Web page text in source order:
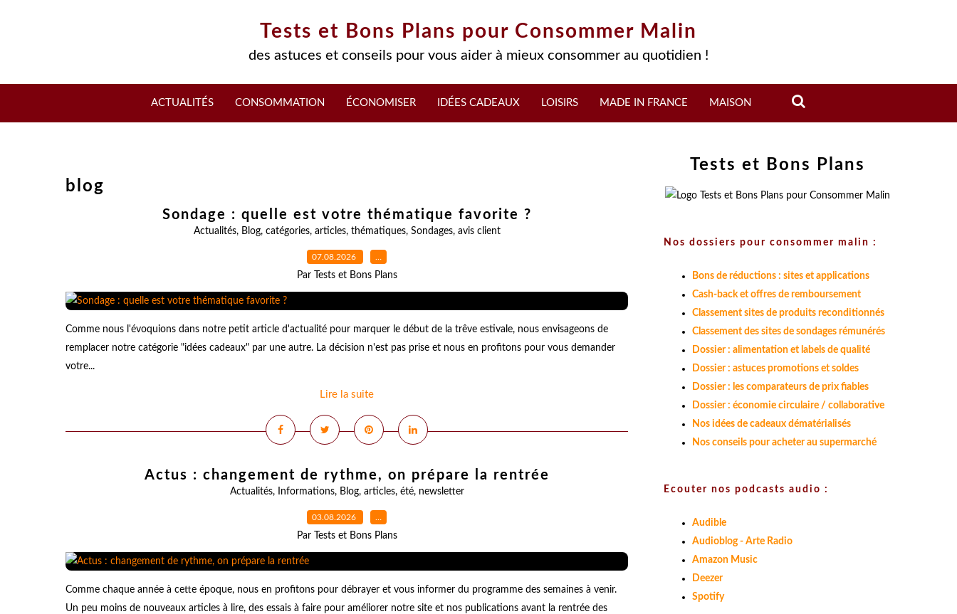
Tests et Bons Plans pour Consommer Malin
des astuces et conseils pour vous aider à mieux consommer au quotidien !
ACTUALITÉS CONSOMMATION ÉCONOMISER IDÉES CADEAUX LOISIRS MADE IN FRANCE MAISON
blog
Sondage : quelle est votre thématique favorite ?
Actualités, Blog, catégories, articles, thématiques, Sondages, avis client
07.08.2026 …
Par Tests et Bons Plans
Comme nous l'évoquions dans notre petit article d'actualité pour marquer le début de la trêve estivale, nous envisageons de
remplacer notre catégorie "idées cadeaux" par une autre. La décision n'est pas prise et nous en profitons pour vous demander
votre...
Lire la suite
Actus : changement de rythme, on prépare la rentrée
Actualités, Informations, Blog, articles, été, newsletter
03.08.2026 …
Par Tests et Bons Plans
Comme chaque année à cette époque, nous en profitons pour débrayer et vous informer du programme des semaines à venir.
Un peu moins de nouveaux articles à lire, des essais à faire pour améliorer notre site et nos publications avant la rentrée des
Tests et Bons Plans
Nos dossiers pour consommer malin :
Bons de réductions : sites et applications
Cash-back et offres de remboursement
Classement sites de produits reconditionnés
Classement des sites de sondages rémunérés
Dossier : alimentation et labels de qualité
Dossier : astuces promotions et soldes
Dossier : les comparateurs de prix fiables
Dossier : économie circulaire / collaborative
Nos idées de cadeaux dématérialisés
Nos conseils pour acheter au supermarché
Ecouter nos podcasts audio :
Audible
Audioblog - Arte Radio
Amazon Music
Deezer
Spotify